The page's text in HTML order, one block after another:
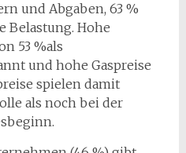
und Abgaben, 63 %
Belastung. Hohe
53 %als
und hohe Gaspreise
spielen damit
als noch bei der